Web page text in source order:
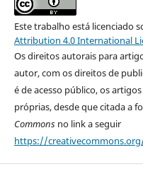
Este trabalho está licenciado
Attribution 4.0 International
Os direitos autorais para
autor, com os direitos de
é de acesso público, os
próprias, desde que citada a
Commonsno link a seguir
https://